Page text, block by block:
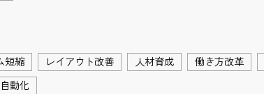
短縮 レイアウト改善 人材育成 働き方改革
自動化